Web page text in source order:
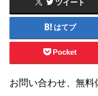
ツイート
はてブ
Pocket
お問い合わせ、無料